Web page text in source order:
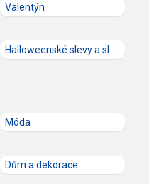
Valentýn
Móda
Dům a dekorace